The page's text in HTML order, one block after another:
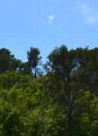
CADRE DE VIE